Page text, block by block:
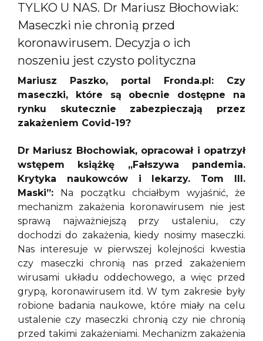
TYLKO U NAS. Dr Mariusz Błochowiak:
Maseczki nie chronią przed
koronawirusem. Decyzja o ich
noszeniu jest czysto polityczna
Mariusz Paszko, portal Fronda.pl: Czy
maseczki, które są obecnie dostępne na
rynku skutecznie zabezpieczają przez
zakażeniem Covid-19?
Dr Mariusz Błochowiak, opracował i opatrzył
wstępem książkę „Fałszywa pandemia.
Krytyka naukowców i lekarzy. Tom III.
Maski”: Na początku chciałbym wyjaśnić, że
mechanizm zakażenia koronawirusem nie jest
sprawą najważniejszą przy ustaleniu, czy
dochodzi do zakażenia, kiedy nosimy maseczki.
Nas interesuje w pierwszej kolejności kwestia
czy maseczki chronią nas przed zakażeniem
wirusami układu oddechowego, a więc przed
grypą, koronawirusem itd. W tym zakresie były
robione badania naukowe, które miały na celu
ustalenie czy maseczki chronią czy nie chronią
przed takimi zakażeniami. Mechanizm zakażenia